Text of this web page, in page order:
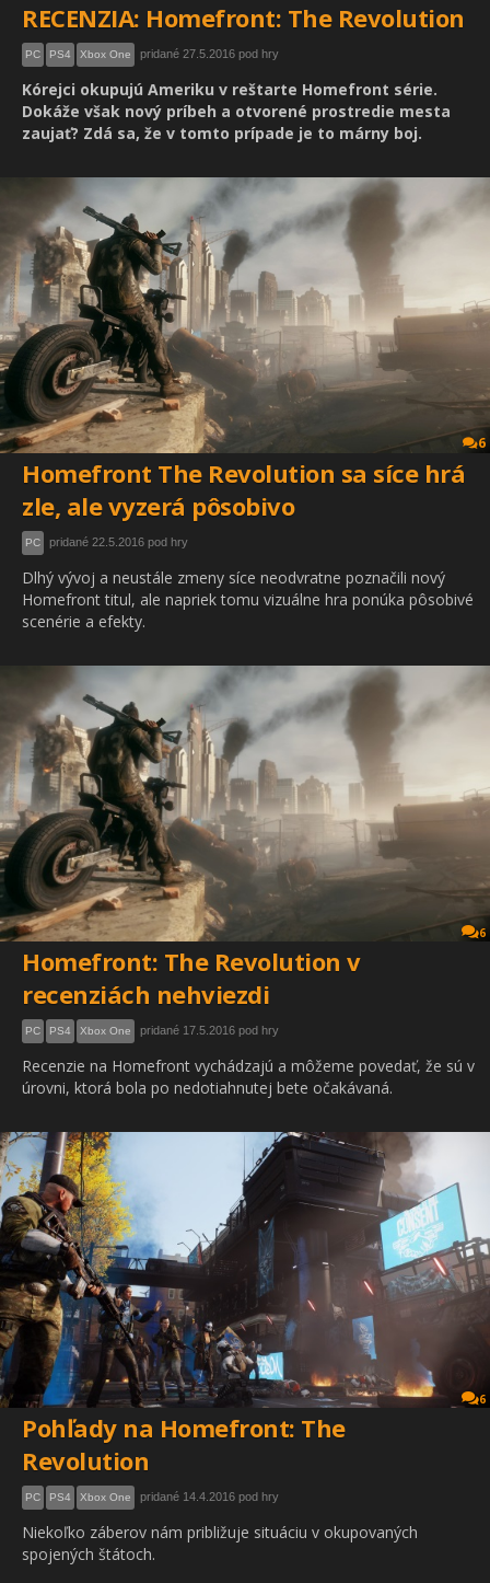
RECENZIA: Homefront: The Revolution
PC PS4 Xbox One pridané 27.5.2016 pod hry
Kórejci okupujú Ameriku v reštarte Homefront série.
Dokáže však nový príbeh a otvorené prostredie mesta
zaujať? Zdá sa, že v tomto prípade je to márny boj.
6
Homefront The Revolution sa síce hrá
zle, ale vyzerá pôsobivo
PC pridané 22.5.2016 pod hry
Dlhý vývoj a neustále zmeny síce neodvratne poznačili nový
Homefront titul, ale napriek tomu vizuálne hra ponúka pôsobivé
scenérie a efekty.
6
Homefront: The Revolution v
recenziách nehviezdi
PC PS4 Xbox One pridané 17.5.2016 pod hry
Recenzie na Homefront vychádzajú a môžeme povedať, že sú v
úrovni, ktorá bola po nedotiahnutej bete očakávaná.
6
Pohľady na Homefront: The
Revolution
PC PS4 Xbox One pridané 14.4.2016 pod hry
Niekoľko záberov nám približuje situáciu v okupovaných
spojených štátoch.